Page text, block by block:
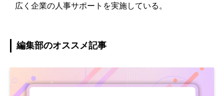
広く企業の人事サポートを実施している。
編集部のオススメ記事